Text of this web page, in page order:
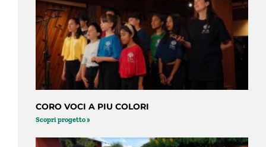
CORO VOCI A PIU COLORI
Scopri progetto »